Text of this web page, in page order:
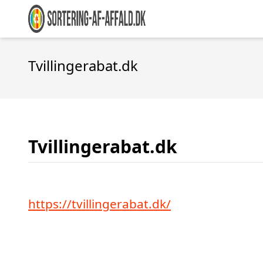
Tvillingerabat.dk
Tvillingerabat.dk
https://tvillingerabat.dk/